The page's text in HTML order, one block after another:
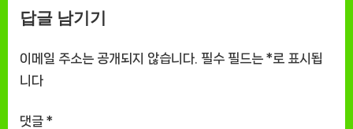
답글 남기기
이메일 주소는 공개되지 않습니다. 필수 필드는 *로 표시됩
니다
댓글 *